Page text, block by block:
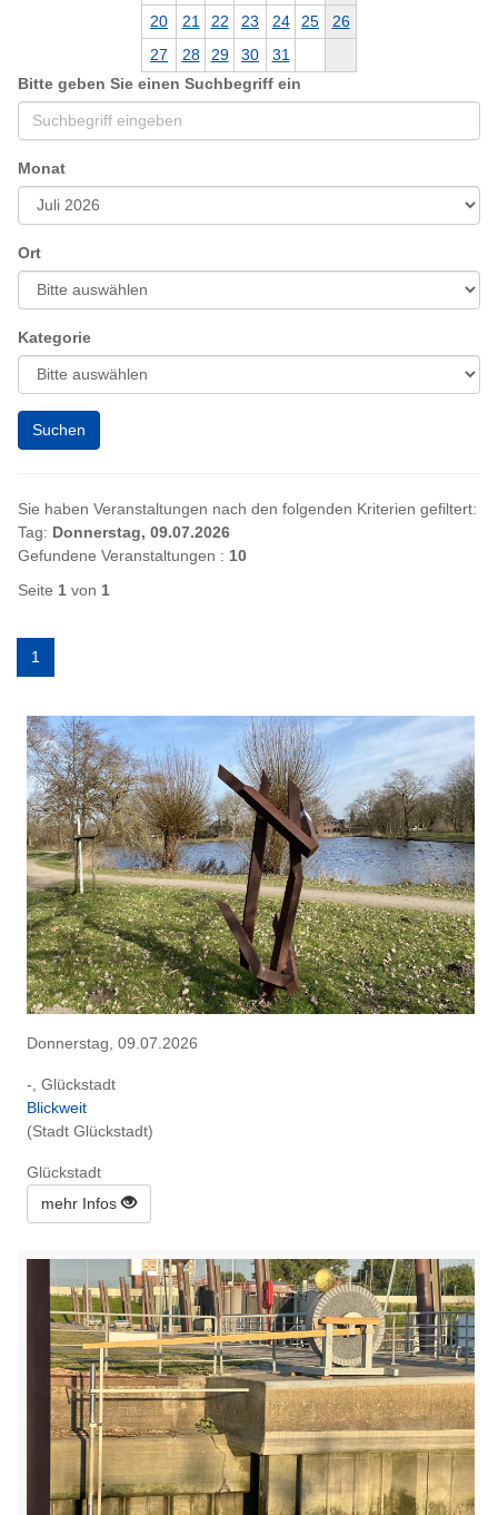
20
21 22 23 24 25
26
27
28 29 30
31
Bitte geben Sie einen Suchbegriff ein
Monat
Ort
Kategorie
Sie haben Veranstaltungen nach den folgenden Kriterien gefiltert:
Tag: Donnerstag, 09.07.2026
Gefundene Veranstaltungen : 10
Seite 1 von 1
1
Donnerstag, 09.07.2026
-, Glückstadt
Blickweit
(Stadt Glückstadt)
Glückstadt
mehr Infos